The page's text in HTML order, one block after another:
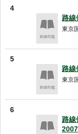
4
路
東京
5
路
東京
6
路線